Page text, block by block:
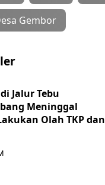
Gembor
Jalur Tebu
Meninggal
Olah TKP dan